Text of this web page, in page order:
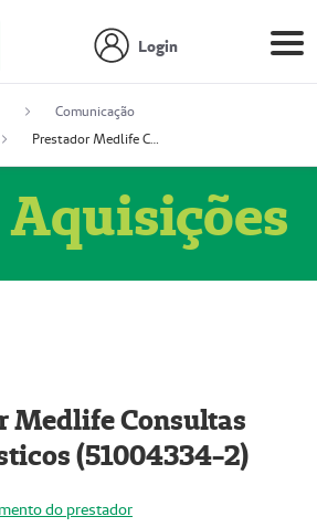
Login
Comunicação
Prestador Medlife Consultas e Diagnósticos (51004334-2)
Medlife Consultas
(51004334-2)
do prestador